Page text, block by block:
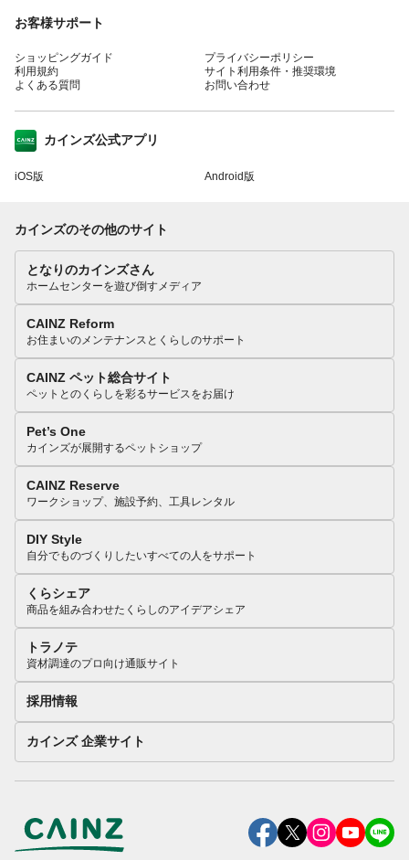
お客様サポート
ショッピングガイド
利用規約
よくある質問
プライバシーポリシー
サイト利用条件・推奨環境
お問い合わせ
カインズ公式アプリ
iOS版 Android版
カインズのその他のサイト
となりのカインズさん
ホームセンターを遊び倒すメディア
CAINZ Reform
お住まいのメンテナンスとくらしのサポート
CAINZ ペット総合サイト
ペットとのくらしを彩るサービスをお届け
Pet’s One
カインズが展開するペットショップ
CAINZ Reserve
ワークショップ、施設予約、工具レンタル
DIY Style
自分でものづくりしたいすべての人をサポート
くらシェア
商品を組み合わせたくらしのアイデアシェア
トラノテ
資材調達のプロ向け通販サイト
採用情報
カインズ 企業サイト